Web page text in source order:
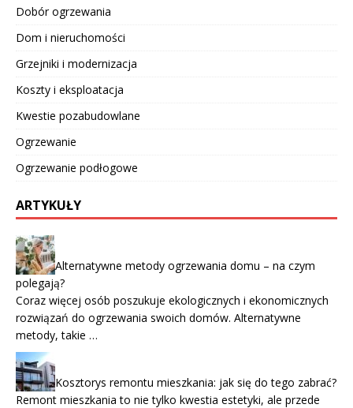
Dobór ogrzewania
Dom i nieruchomości
Grzejniki i modernizacja
Koszty i eksploatacja
Kwestie pozabudowlane
Ogrzewanie
Ogrzewanie podłogowe
ARTYKUŁY
Alternatywne metody ogrzewania domu – na czym
polegają?
Coraz więcej osób poszukuje ekologicznych i ekonomicznych
rozwiązań do ogrzewania swoich domów. Alternatywne
metody, takie …
Kosztorys remontu mieszkania: jak się do tego zabrać?
Remont mieszkania to nie tylko kwestia estetyki, ale przede